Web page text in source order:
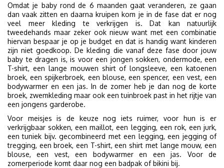
Omdat je baby rond de 6 maanden gaat veranderen, ze gaan
dan vaak zitten en daarna kruipen kom je in de fase dat er nog
veel meer kleding te verkrijgen is. Dat kan natuurlijk
tweedehands maar zeker ook nieuw want met een combinatie
hiervan bespaar je op je budget en dat is handig want kinderen
zijn niet goedkoop. De kleding die vanaf deze fase door jouw
baby te dragen is, is voor een jongen sokken, ondermode, een
T-shirt, een lange mouwen shirt of longsleeve, een katoenen
broek, een spijkerbroek, een blouse, een spencer, een vest, een
bodywarmer en een jas. In de zomer heb je dan nog de korte
broek, zwemkleding maar ook een tuinbroek past in het rijtje van
een jongens garderobe.
Voor meisjes is de keuze nog iets ruimer, voor hun is er
verkrijgbaar sokken, een maillot, een legging, een rok, een jurk,
een tuniek bijv. gecombineerd met een legging, een jegging of
tregging, een broek, een T-shirt, een shirt met lange mouw, een
blouse, een vest, een bodywarmer en een jas. Voor de
zomerperiode komt daar nog een badpak of bikini bij.